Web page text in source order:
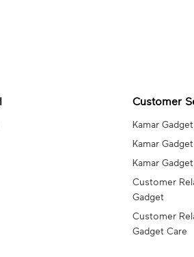
Customer
Kamar Gadget
Kamar
Kamar
Customer
Gadget
Customer
Gadget Care